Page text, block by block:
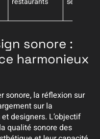
sonore :
harmonieux
sonore, la réflexion sur
sur la
designers. L’objectif
qualité sonore des